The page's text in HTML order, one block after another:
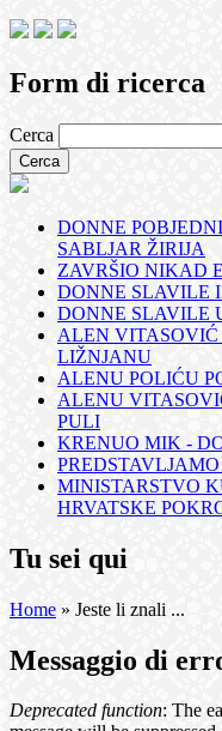
Form di ricerca
Cerca
DONNE
SABLJAR ŽIRIJA
ZAVRŠIO NIKAD
DONNE SLAVILE
DONNE SLAVILE
ALEN VITASOVIĆ
LIŽNJANU
ALENU POLIĆU
ALENU
PULI
KRENUO MIK -
MINISTARSTVO
HRVATSKE
Tu sei qui
Home » Jeste li znali ...
Messaggio di
Deprecated function: The